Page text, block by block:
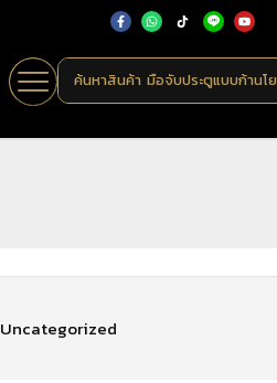
ค้นหาสินค้า มือจับประตูแบบก้านโ
Uncategorized